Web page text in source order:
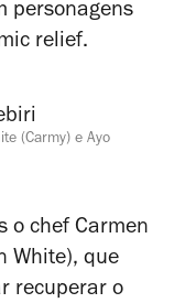
personagens
relief.
(Carmy) e Ayo
o chef Carmen
White), que
recuperar o